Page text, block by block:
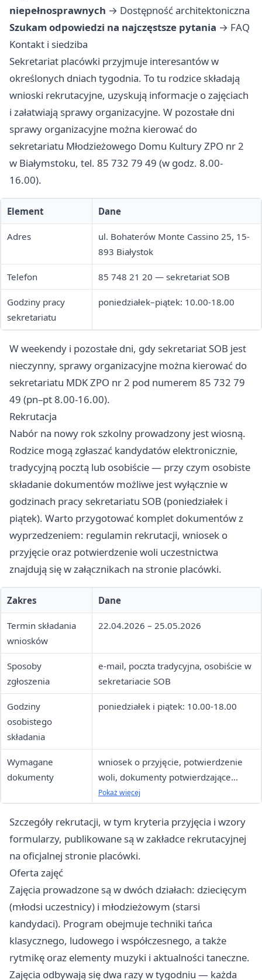
niepełnosprawnych → Dostępność architektoniczna
Szukam odpowiedzi na najczęstsze pytania → FAQ
Kontakt i siedziba
Sekretariat placówki przyjmuje interesantów w
określonych dniach tygodnia. To tu rodzice składają
wnioski rekrutacyjne, uzyskują informacje o zajęciach
i załatwiają sprawy organizacyjne. W pozostałe dni
sprawy organizacyjne można kierować do
sekretariatu Młodzieżowego Domu Kultury ZPO nr 2
w Białymstoku, tel. 85 732 79 49 (w godz. 8.00-
16.00).
Element Dane
Adres
ul. Bohaterów Monte Cassino 25, 15-
893 Białystok
Telefon 85 748 21 20 — sekretariat SOB
Godziny pracy
sekretariatu
poniedziałek–piątek: 10.00-18.00
W weekendy i pozostałe dni, gdy sekretariat SOB jest
nieczynny, sprawy organizacyjne można kierować do
sekretariatu MDK ZPO nr 2 pod numerem 85 732 79
49 (pn–pt 8.00-16.00).
Rekrutacja
Nabór na nowy rok szkolny prowadzony jest wiosną.
Rodzice mogą zgłaszać kandydatów elektronicznie,
tradycyjną pocztą lub osobiście — przy czym osobiste
składanie dokumentów możliwe jest wyłącznie w
godzinach pracy sekretariatu SOB (poniedziałek i
piątek). Warto przygotować komplet dokumentów z
wyprzedzeniem: regulamin rekrutacji, wniosek o
przyjęcie oraz potwierdzenie woli uczestnictwa
znajdują się w załącznikach na stronie placówki.
Zakres Dane
Termin składania
wniosków
22.04.2026 – 25.05.2026
Sposoby
zgłoszenia
e-mail, poczta tradycyjna, osobiście w
sekretariacie SOB
Godziny
osobistego
składania
poniedziałek i piątek: 10.00-18.00
Wymagane
dokumenty
wniosek o przyjęcie, potwierdzenie
woli, dokumenty potwierdzające
kryteria ustawowe i kryteria Rady
Miasta
Pokaż więcej
Szczegóły rekrutacji, w tym kryteria przyjęcia i wzory
formularzy, publikowane są w zakładce rekrutacyjnej
na oficjalnej stronie placówki.
Oferta zajęć
Zajęcia prowadzone są w dwóch działach: dziecięcym
(młodsi uczestnicy) i młodzieżowym (starsi
kandydaci). Program obejmuje techniki tańca
klasycznego, ludowego i współczesnego, a także
rytmikę oraz elementy muzyki i aktualności taneczne.
Zajęcia odbywają się dwa razy w tygodniu — każda